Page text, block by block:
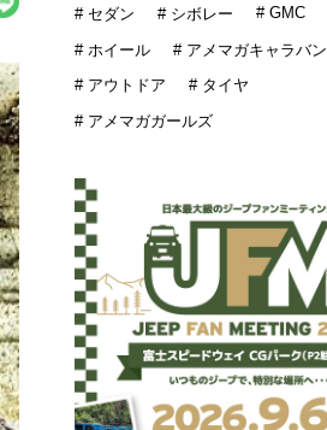
# セダン # シボレー # GMC
# ホイール # アメマガキャラバン
# アウトドア
# タイヤ
# アメマガガールズ